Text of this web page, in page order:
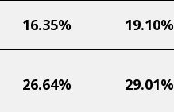
19.10%
16.35%
29.01%
26.64%